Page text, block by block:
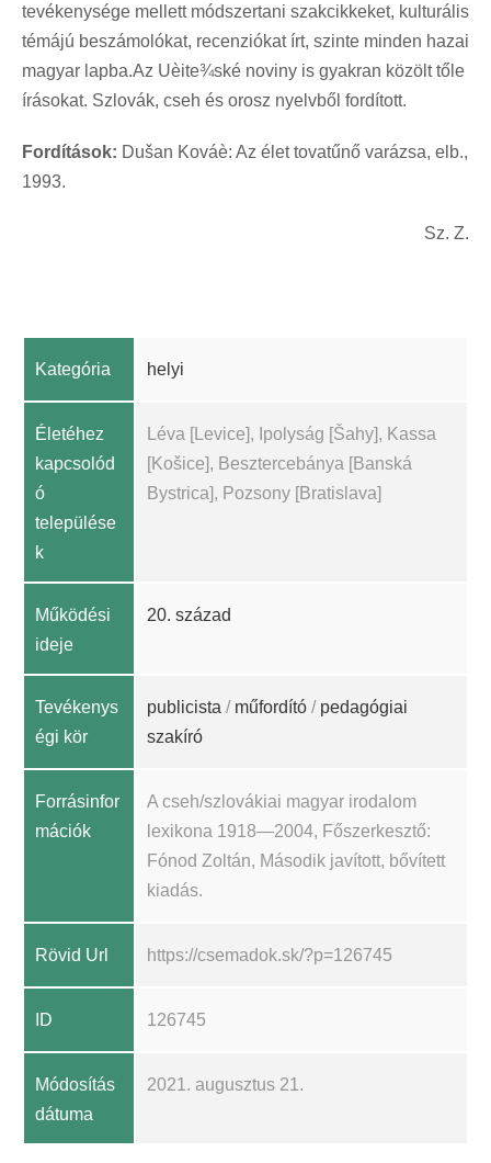
tevékenysége mellett módszertani szakcikkeket, kulturális
témájú beszámolókat, recenziókat írt, szinte minden hazai
magyar lapba.Az Uèite¾ské noviny is gyakran közölt tőle
írásokat. Szlovák, cseh és orosz nyelvből fordított.
Fordítások: Dušan Kováè: Az élet tovatűnő varázsa, elb.,
1993.
Sz. Z.
Kategória helyi
Életéhez
kapcsolód
ó
települése
k
Léva [Levice], Ipolyság [Šahy], Kassa
[Košice], Besztercebánya [Banská
Bystrica], Pozsony [Bratislava]
Működési
ideje
20. század
Tevékenys
égi kör
publicista / műfordító / pedagógiai
szakíró
Forrásinfor
mációk
A cseh/szlovákiai magyar irodalom
lexikona 1918—2004, Főszerkesztő:
Fónod Zoltán, Második javított, bővített
kiadás.
Rövid Url https://csemadok.sk/?p=126745
ID 126745
Módosítás
dátuma
2021. augusztus 21.